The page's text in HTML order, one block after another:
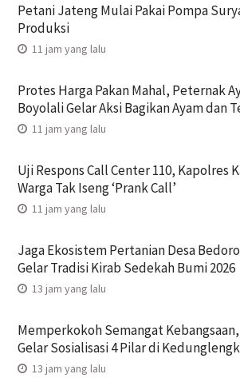
Petani Jateng Mulai Pakai Pompa
Produksi
11 jam yang lalu
Protes Harga Pakan Mahal, Peternak
Boyolali Gelar Aksi Bagikan Ayam dan
11 jam yang lalu
Uji Respons Call Center 110, Kapolres
Warga Tak Iseng ‘Prank Call’
11 jam yang lalu
Jaga Ekosistem Pertanian Desa
Gelar Tradisi Kirab Sedekah Bumi 2026
13 jam yang lalu
Memperkokoh Semangat
Gelar Sosialisasi 4 Pilar di
13 jam yang lalu